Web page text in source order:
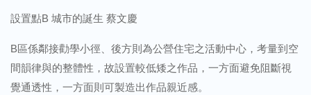
設置點B 城市的誕生 蔡文慶
B區係鄰接勸學小徑、後方則為公營住宅之活動中心，考量到空
間韻律與的整體性，故設置較低矮之作品，一方面避免阻斷視
覺通透性，一方面則可製造出作品親近感。